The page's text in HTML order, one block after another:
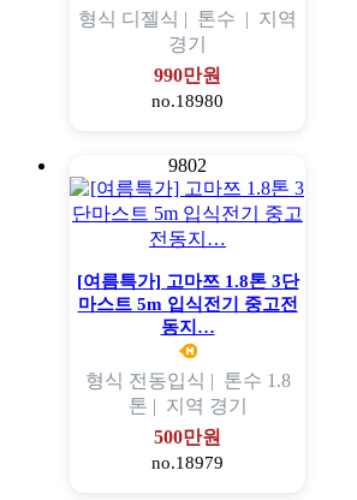
형식 디젤식 | 톤수 | 지역
경기
990만원
no.18980
9802
[여름특가] 고마쯔 1.8톤 3단
마스트 5m 입식전기 중고전
동지…
형식 전동입식 | 톤수 1.8
톤 | 지역 경기
500만원
no.18979